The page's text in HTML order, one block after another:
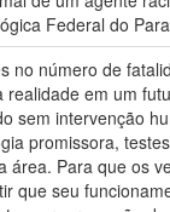
Federal do
no número de
em um
sem intervenção
promissora,
Para que os
que seu